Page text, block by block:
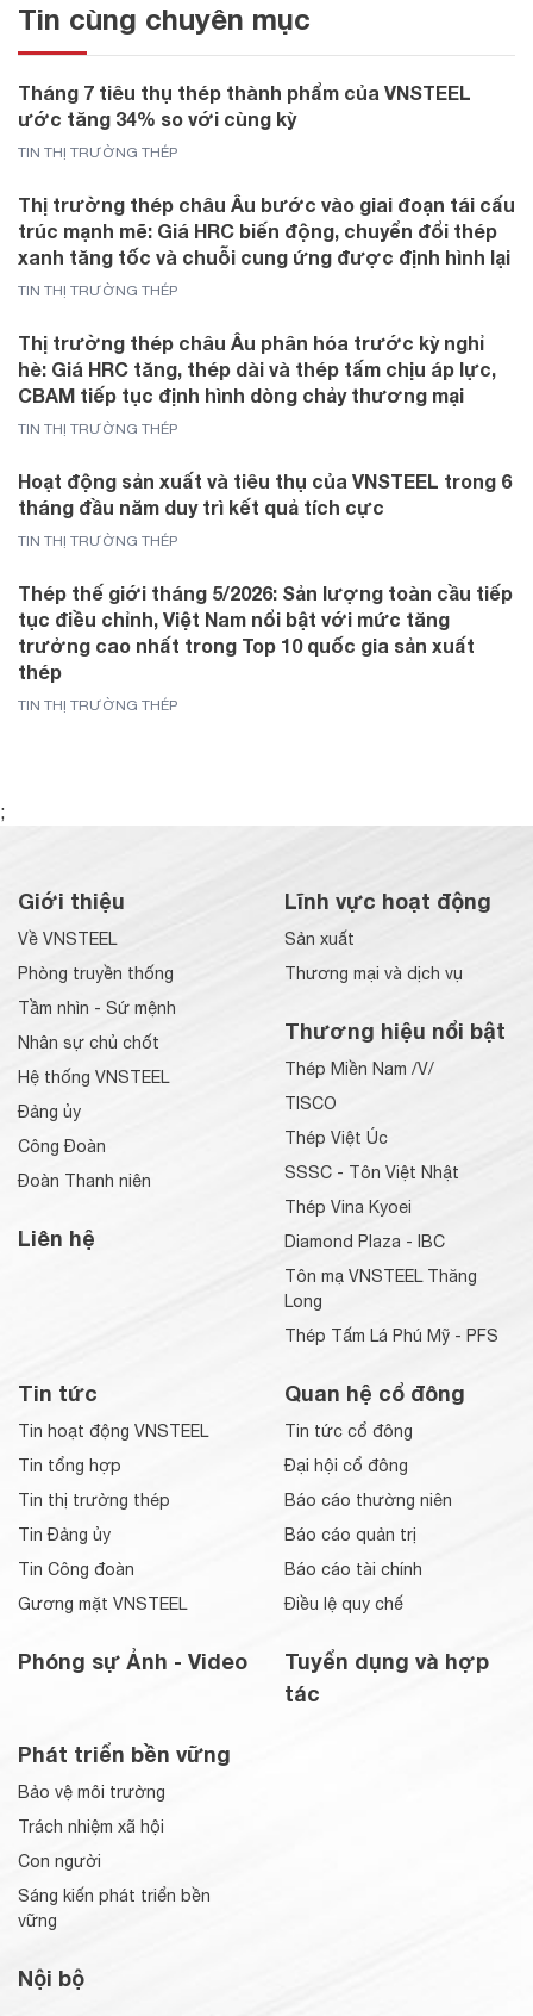
Tin cùng chuyên mục
Tháng 7 tiêu thụ thép thành phẩm của VNSTEEL
ước tăng 34% so với cùng kỳ
TIN THỊ TRƯỜNG THÉP
Thị trường thép châu Âu bước vào giai đoạn tái cấu
trúc mạnh mẽ: Giá HRC biến động, chuyển đổi thép
xanh tăng tốc và chuỗi cung ứng được định hình lại
TIN THỊ TRƯỜNG THÉP
Thị trường thép châu Âu phân hóa trước kỳ nghỉ
hè: Giá HRC tăng, thép dài và thép tấm chịu áp lực,
CBAM tiếp tục định hình dòng chảy thương mại
TIN THỊ TRƯỜNG THÉP
Hoạt động sản xuất và tiêu thụ của VNSTEEL trong 6
tháng đầu năm duy trì kết quả tích cực
TIN THỊ TRƯỜNG THÉP
Thép thế giới tháng 5/2026: Sản lượng toàn cầu tiếp
tục điều chỉnh, Việt Nam nổi bật với mức tăng
trưởng cao nhất trong Top 10 quốc gia sản xuất
thép
TIN THỊ TRƯỜNG THÉP
;
Giới thiệu
Về VNSTEEL
Phòng truyền thống
Tầm nhìn - Sứ mệnh
Nhân sự chủ chốt
Hệ thống VNSTEEL
Đảng ủy
Công Đoàn
Đoàn Thanh niên
Liên hệ
Lĩnh vực hoạt động
Sản xuất
Thương mại và dịch vụ
Thương hiệu nổi bật
Thép Miền Nam /V/
TISCO
Thép Việt Úc
SSSC - Tôn Việt Nhật
Thép Vina Kyoei
Diamond Plaza - IBC
Tôn mạ VNSTEEL Thăng
Long
Thép Tấm Lá Phú Mỹ - PFS
Tin tức
Tin hoạt động VNSTEEL
Tin tổng hợp
Tin thị trường thép
Tin Đảng ủy
Tin Công đoàn
Gương mặt VNSTEEL
Phóng sự Ảnh - Video
Quan hệ cổ đông
Tin tức cổ đông
Đại hội cổ đông
Báo cáo thường niên
Báo cáo quản trị
Báo cáo tài chính
Điều lệ quy chế
Tuyển dụng và hợp
tác
Phát triển bền vững
Bảo vệ môi trường
Trách nhiệm xã hội
Con người
Sáng kiến phát triển bền
vững
Nội bộ